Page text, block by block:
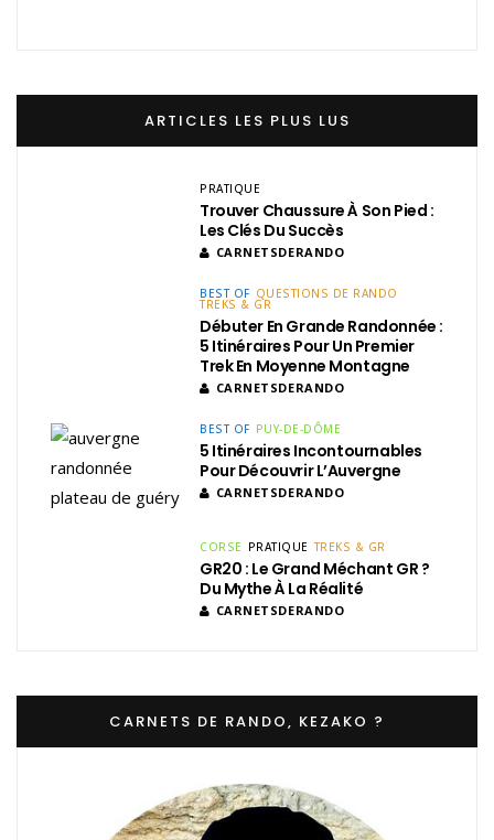
ARTICLES LES PLUS LUS
PRATIQUE
Trouver Chaussure À Son Pied :
Les Clés Du Succès
CARNETSDERANDO
BEST OF QUESTIONS DE RANDO
TREKS & GR
Débuter En Grande Randonnée :
5 Itinéraires Pour Un Premier
Trek En Moyenne Montagne
CARNETSDERANDO
BEST OF PUY-DE-DÔME
5 Itinéraires Incontournables
Pour Découvrir L’Auvergne
CARNETSDERANDO
CORSE PRATIQUE TREKS & GR
GR20 : Le Grand Méchant GR ?
Du Mythe À La Réalité
CARNETSDERANDO
CARNETS DE RANDO, KEZAKO ?